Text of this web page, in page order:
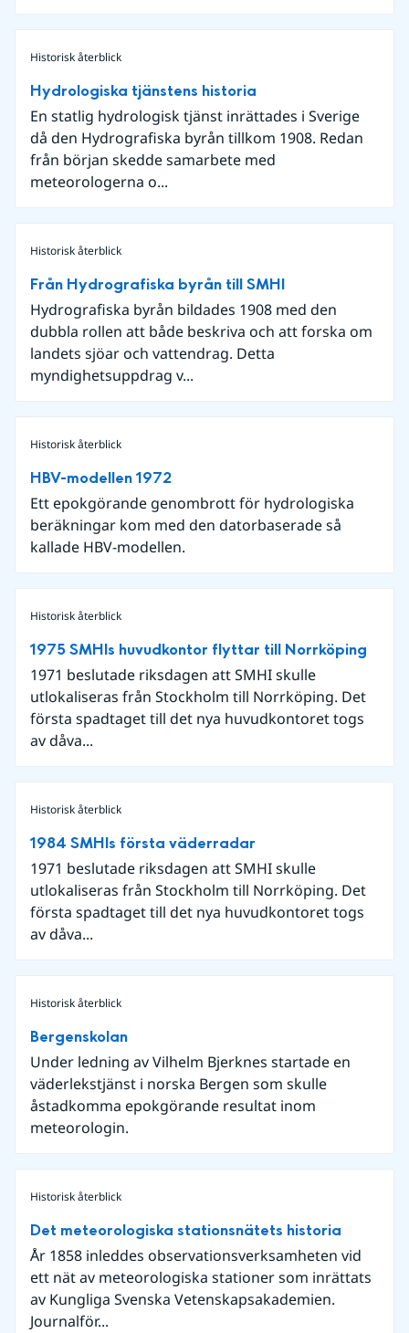
Historisk återblick
Hydrologiska tjänstens historia
En statlig hydrologisk tjänst inrättades i Sverige
då den Hydrografiska byrån tillkom 1908. Redan
från början skedde samarbete med
meteorologerna o...
Historisk återblick
Från Hydrografiska byrån till SMHI
Hydrografiska byrån bildades 1908 med den
dubbla rollen att både beskriva och att forska om
landets sjöar och vattendrag. Detta
myndighetsuppdrag v...
Historisk återblick
HBV-modellen 1972
Ett epokgörande genombrott för hydrologiska
beräkningar kom med den datorbaserade så
kallade HBV-modellen.
Historisk återblick
1975 SMHIs huvudkontor flyttar till Norrköping
1971 beslutade riksdagen att SMHI skulle
utlokaliseras från Stockholm till Norrköping. Det
första spadtaget till det nya huvudkontoret togs
av dåva...
Historisk återblick
1984 SMHIs första väderradar
1971 beslutade riksdagen att SMHI skulle
utlokaliseras från Stockholm till Norrköping. Det
första spadtaget till det nya huvudkontoret togs
av dåva...
Historisk återblick
Bergenskolan
Under ledning av Vilhelm Bjerknes startade en
väderlekstjänst i norska Bergen som skulle
åstadkomma epokgörande resultat inom
meteorologin.
Historisk återblick
Det meteorologiska stationsnätets historia
År 1858 inleddes observationsverksamheten vid
ett nät av meteorologiska stationer som inrättats
av Kungliga Svenska Vetenskapsakademien.
Journalför...